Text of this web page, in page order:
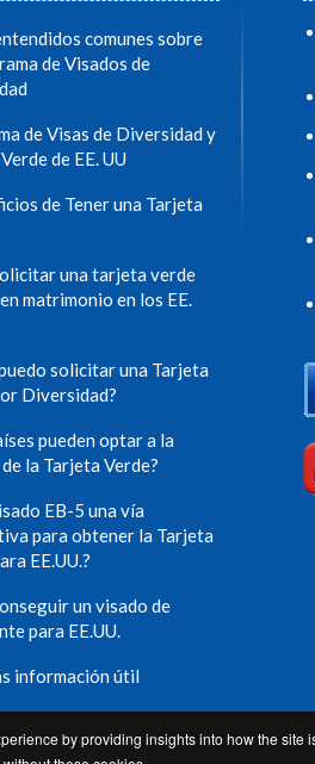
comunes sobre
de Visados de
de Visas de Diversidad y
de EE. UU
de Tener una Tarjeta
una tarjeta verde
matrimonio en los EE.
solicitar una Tarjeta
Diversidad?
pueden optar a la
la Tarjeta Verde?
EB-5 una vía
para obtener la Tarjeta
EE.UU.?
un visado de
para EE.UU.
información útil
by providing insights into how the site